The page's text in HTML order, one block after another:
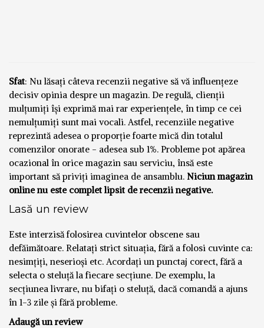
Sfat: Nu lăsați câteva recenzii negative să vă influențeze
decisiv opinia despre un magazin. De regulă, clienții
mulțumiți își exprimă mai rar experiențele, în timp ce cei
nemulțumiți sunt mai vocali. Astfel, recenziile negative
reprezintă adesea o proporție foarte mică din totalul
comenzilor onorate - adesea sub 1%. Probleme pot apărea
ocazional în orice magazin sau serviciu, însă este
important să priviți imaginea de ansamblu. Niciun magazin
online nu este complet lipsit de recenzii negative.
Lasă un review
Este interzisă folosirea cuvintelor obscene sau
defăimătoare. Relatați strict situația, fără a folosi cuvinte ca:
nesimțiți, neserioși etc. Acordați un punctaj corect, fără a
selecta o steluță la fiecare secțiune. De exemplu, la
secțiunea livrare, nu bifați o steluță, dacă comandă a ajuns
în 1-3 zile și fără probleme.
Adaugă un review